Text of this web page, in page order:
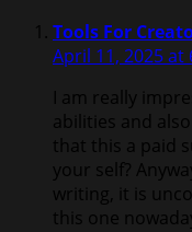
Tools For
April 11, 2025 at
I am really
abilities and
that this a paid
your self?
writing, it is
this one